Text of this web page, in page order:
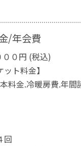
/年会費
００円 (税込)
ット料金】
料金.冷暖房費.年間
回